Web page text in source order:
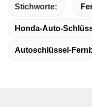
Stichworte:
Honda-Auto-
Autoschlüssel-